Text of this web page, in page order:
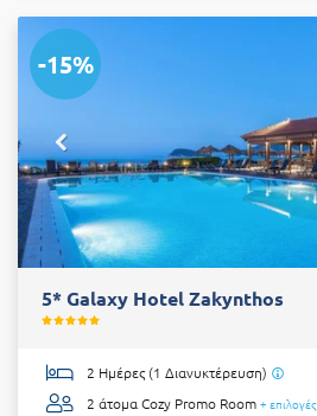
-15%
5* Galaxy Hotel Zakynthos
2 Ημέρες (1 Διανυκτέρευση)
2 άτομα Cozy Promo Room + επιλογές